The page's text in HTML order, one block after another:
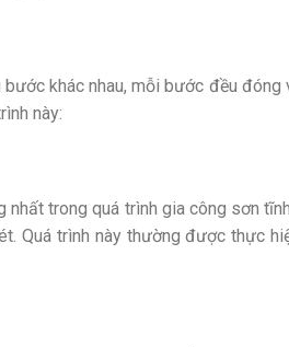
khác nhau, mỗi bước đều
này:
nhất trong quá trình gia công sơn
Quá trình này thường được thực